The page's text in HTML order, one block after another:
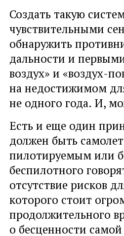
Создать такую
чувствительными
обнаружить
дальности и
воздух» и «воздух-
на недостижимом
не одного года. И,
Есть и еще один
должен быть
пилотируемым или
беспилотного
отсутствие рисков
которого стоит
продолжительного
о бесценности